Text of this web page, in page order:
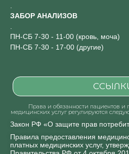
ЗАБОР АНАЛИЗОВ
ПН-СБ 7-30 - 11-00 (кровь, моча)
ПН-СБ 7-30 - 17-00 (другие)
Права и обязанности пациентов и
медицинских услуг регулируются
Закон РФ «О защите прав
Правила предоставления
платных медицинских услуг,